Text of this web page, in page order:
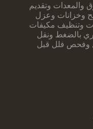
والمعدات وتقديم
وخزانات وعزل
وتنظيف مكيفات
بالضغط ونقل
وفحص فلل قبل